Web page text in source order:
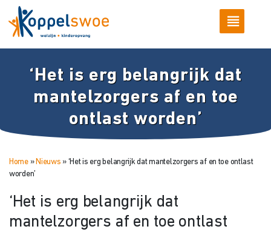
‘Het is erg belangrijk dat
mantelzorgers af en toe
ontlast worden’
Home» Nieuws » ‘Het is erg belangrijk dat mantelzorgers af en toe ontlast
worden’
‘Het is erg belangrijk dat
mantelzorgers af en toe ontlast